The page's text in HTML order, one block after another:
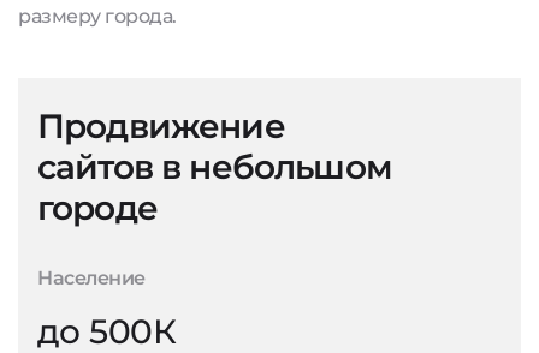
размеру города.
Продвижение
сайтов в небольшом
городе
Население
до 500К